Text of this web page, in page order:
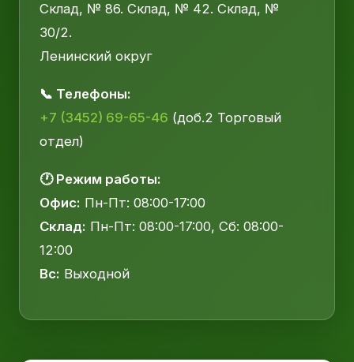
Склад, № 86. Склад, № 42. Склад, №
30/2.
Ленинский округ
📞 Телефоны:
+7 (3452) 69-65-46 (доб.2 Торговый
отдел)
🕐 Режим работы:
Офис: Пн-Пт: 08:00-17:00
Склад: Пн-Пт: 08:00-17:00, Сб: 08:00-
12:00
Вс: Выходной